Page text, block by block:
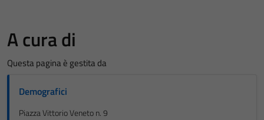
A cura di
Questa pagina è gestita da
Demografici
Piazza Vittorio Veneto n. 9